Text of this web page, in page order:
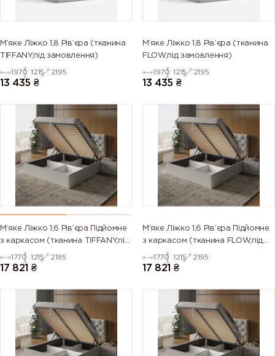
М’яке Ліжко 1,8 Рів’єра (тканина
TIFFANY,під замовлення)
1970 1215 2195
13 435 ₴
М’яке Ліжко 1,8 Рів’єра (тканина
FLOW,під замовлення)
1970 1215 2195
13 435 ₴
М’яке Ліжко 1,6 Рів’єра Підйомне
з каркасом (тканина TIFFANY,під
замовлення)
1770 1215 2195
17 821 ₴
М’яке Ліжко 1,6 Рів’єра Підйомне
з каркасом (тканина FLOW,під
замовлення)
1770 1215 2195
17 821 ₴